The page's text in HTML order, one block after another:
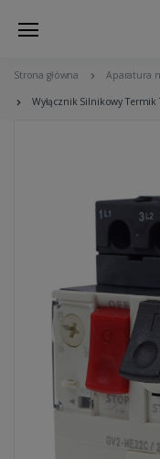
Strona główna Aparatura
Wyłącznik Silnikowy Termik